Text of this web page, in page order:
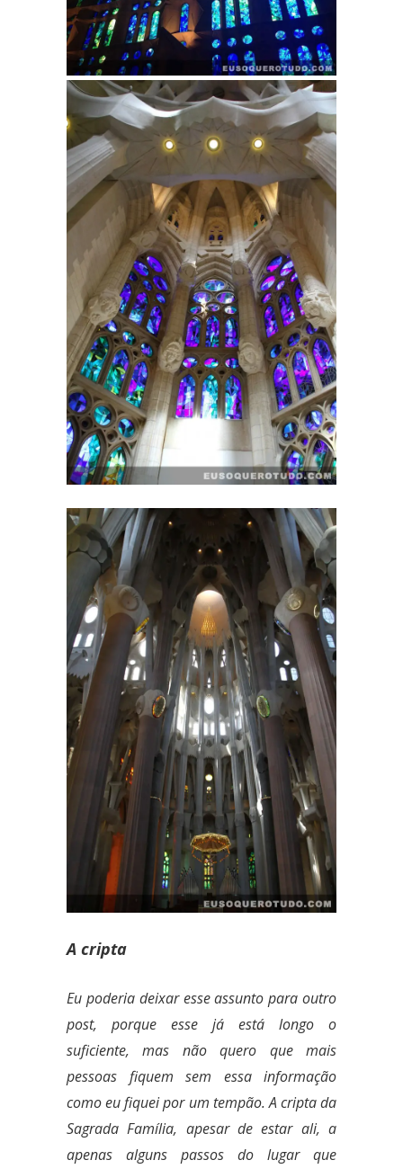
A cripta
Eu poderia deixar esse assunto para outro
post, porque esse já está longo o
suficiente, mas não quero que mais
pessoas fiquem sem essa informação
como eu fiquei por um tempão. A cripta da
Sagrada Família, apesar de estar ali, a
apenas alguns passos do lugar que